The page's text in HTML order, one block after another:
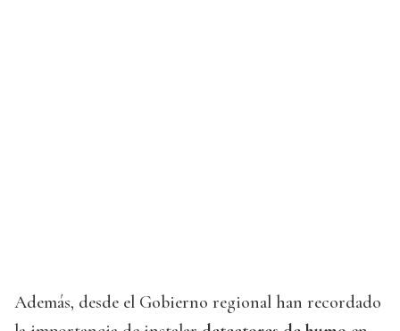
Además, desde el Gobierno regional han recordado